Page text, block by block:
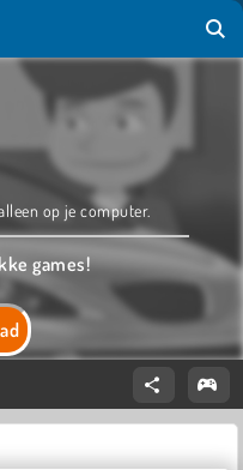
op je computer.
games!